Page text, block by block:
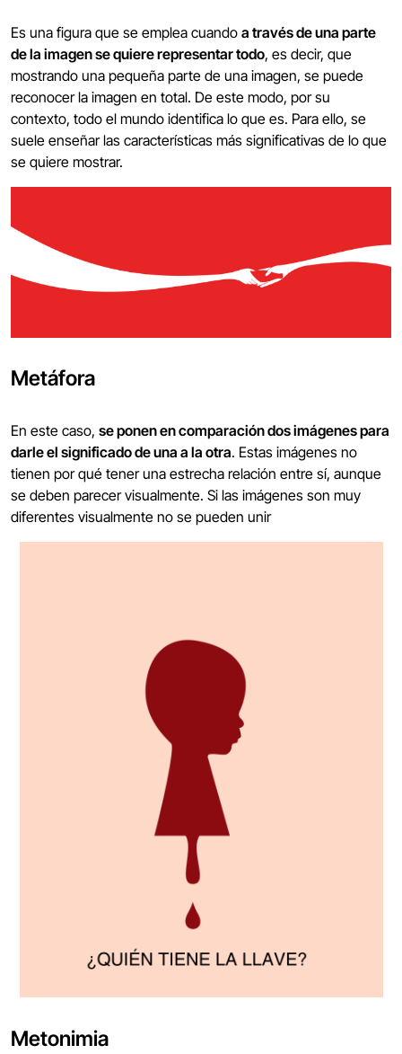
Es una figura que se emplea cuando a través de una parte
de la imagen se quiere representar todo, es decir, que
mostrando una pequeña parte de una imagen, se puede
reconocer la imagen en total. De este modo, por su
contexto, todo el mundo identifica lo que es. Para ello, se
suele enseñar las características más significativas de lo que
se quiere mostrar.
Metáfora
En este caso, se ponen en comparación dos imágenes para
darle el significado de una a la otra. Estas imágenes no
tienen por qué tener una estrecha relación entre sí, aunque
se deben parecer visualmente. Si las imágenes son muy
diferentes visualmente no se pueden unir
Metonimia